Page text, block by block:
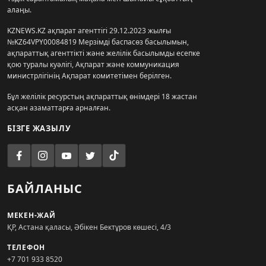
алаңы.
KZNEWS.KZ ақпарат агенттігі 29.12.2023 жылғы
№KZ64VPY00084819 Мерзімді баспасөз басылымын,
ақпараттық агенттікті және желілік басылымды есепке
қою туралы куәлігі, Ақпарат және коммуникация
министрлігінің Ақпарат комитетімен берілген.
Бұл желілік ресурстың ақпараттық өнімдері 18 жастан
асқан азаматтарға арналған.
БІЗГЕ ЖАЗЫЛУ
БАЙЛАНЫС
МЕКЕН-ЖАЙ
ҚР, Астана қаласы, Әбікен Бектұров көшесі, 4/3
ТЕЛЕФОН
+7 701 933 8520